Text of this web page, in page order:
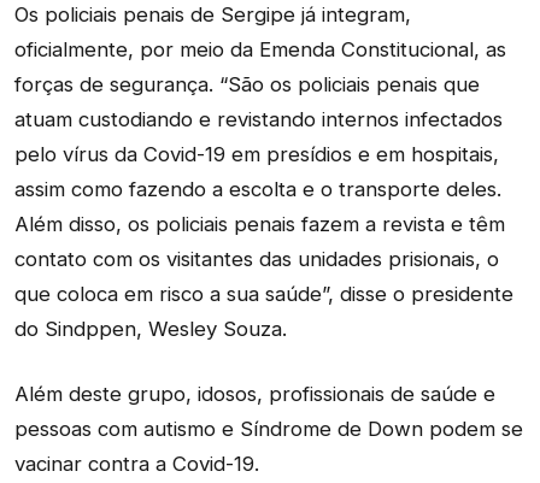
Os policiais penais de Sergipe já integram,
oficialmente, por meio da Emenda Constitucional, as
forças de segurança. “São os policiais penais que
atuam custodiando e revistando internos infectados
pelo vírus da Covid-19 em presídios e em hospitais,
assim como fazendo a escolta e o transporte deles.
Além disso, os policiais penais fazem a revista e têm
contato com os visitantes das unidades prisionais, o
que coloca em risco a sua saúde”, disse o presidente
do Sindppen, Wesley Souza.
Além deste grupo, idosos, profissionais de saúde e
pessoas com autismo e Síndrome de Down podem se
vacinar contra a Covid-19.